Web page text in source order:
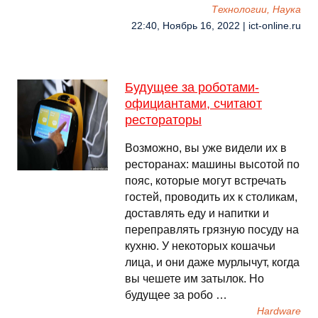
Технологии, Наука
22:40, Ноябрь 16, 2022 | ict-online.ru
Будущее за роботами-
официантами, считают
рестораторы
Возможно, вы уже видели их в
ресторанах: машины высотой по
пояс, которые могут встречать
гостей, проводить их к столикам,
доставлять еду и напитки и
переправлять грязную посуду на
кухню. У некоторых кошачьи
лица, и они даже мурлычут, когда
вы чешете им затылок. Но
будущее за робо …
Hardware